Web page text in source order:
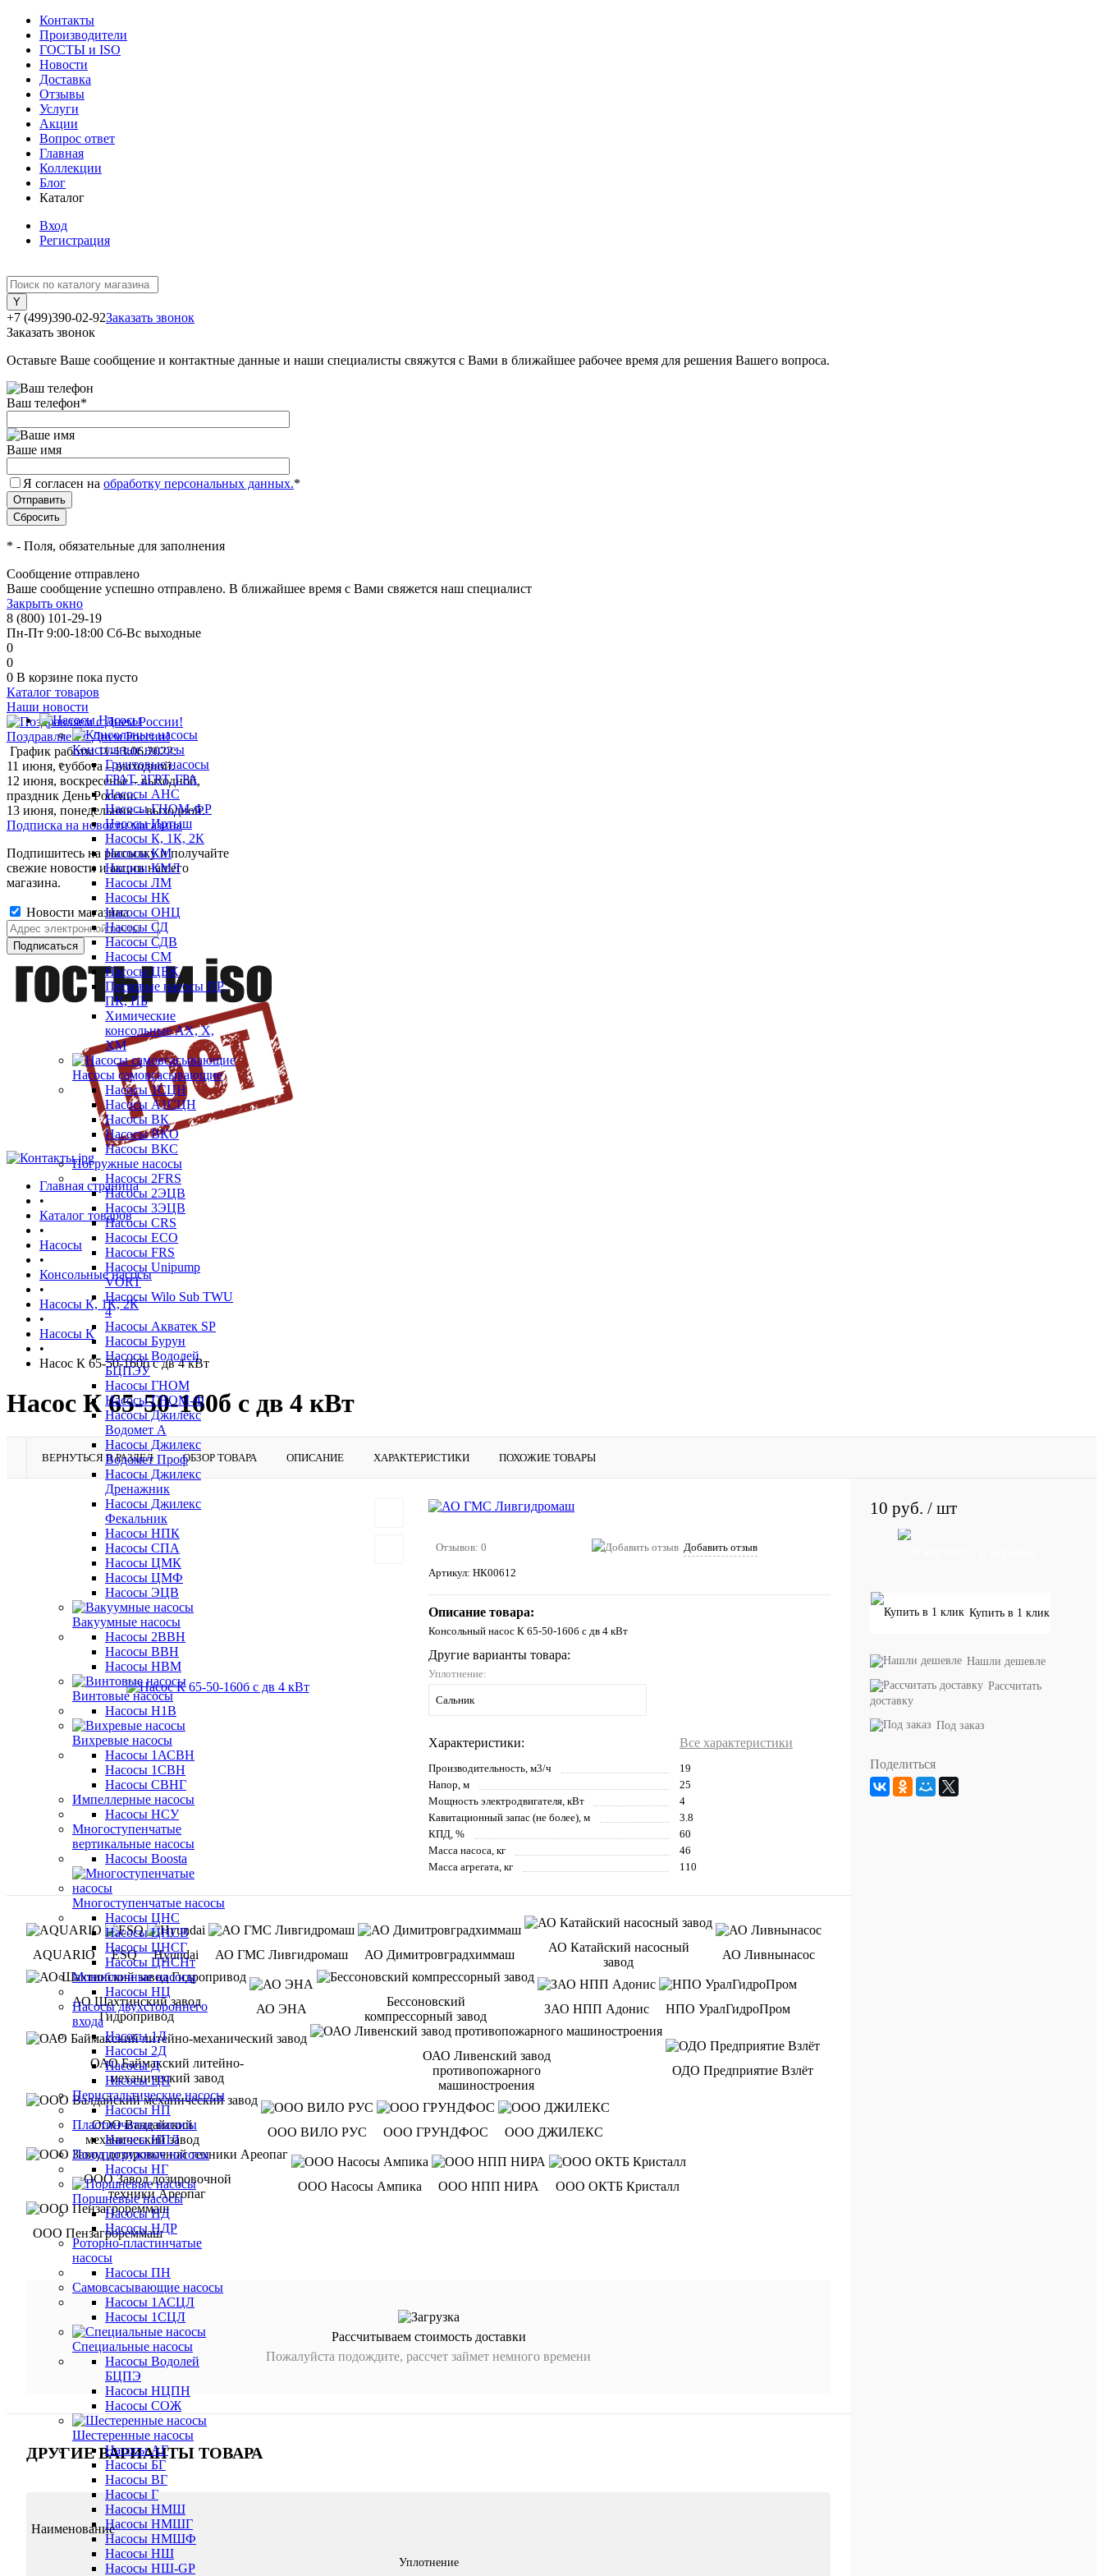
Контакты
Производители
ГОСТЫ и ISO
Новости
Доставка
Отзывы
Услуги
Акции
Вопрос ответ
Главная
Коллекции
Блог
Каталог
Вход
Регистрация
+7 (499)390-02-92Заказать звонок
Заказать звонок
Оставьте Ваше сообщение и контактные данные и наши специалисты свяжутся с Вами в ближайшее рабочее время для решения Вашего вопроса.
Ваш телефон*
Ваше имя
Я согласен на обработку персональных данных.*
* - Поля, обязательные для заполнения
Сообщение отправлено
Ваше сообщение успешно отправлено. В ближайшее время с Вами свяжется наш специалист
Закрыть окно
8 (800) 101-29-19
Пн-Пт 9:00-18:00 Сб-Вс выходные
0
0
0 В корзине пока пусто
Каталог товаров
Насосы
Консольные насосы
Грунтовые насосы
ГРАТ, 2ГРТ, ГРА
Насосы АНС
Насосы ГНОМ-ФР
Насосы Иртыш
Насосы К, 1К, 2К
Насосы КМ
Насосы КМЛ
Насосы ЛМ
Насосы НК
Насосы ОНЦ
Насосы СД
Насосы СДВ
Насосы СМ
Насосы ЦВК
Песковые насосы ПР,
ПК, ПБ
Химические
консольные АХ, Х,
ХМ
Насосы самовсасывающие
Насосы 1СЦН
Насосы А1СЦН
Насосы ВК
Насосы ВКО
Насосы ВКС
Погружные насосы
Насосы 2FRS
Насосы 2ЭЦВ
Насосы 3ЭЦВ
Насосы CRS
Насосы ECO
Насосы FRS
Насосы Unipump
VORT
Насосы Wilo Sub TWU
4
Насосы Акватек SP
Насосы Бурун
Насосы Водолей
БЦПЭУ
Насосы ГНОМ
Насосы ГНОМ-Ф
Насосы Джилекс
Водомет А
Насосы Джилекс
Водомет Проф
Насосы Джилекс
Дренажник
Насосы Джилекс
Фекальник
Насосы НПК
Насосы СПА
Насосы ЦМК
Насосы ЦМФ
Насосы ЭЦВ
Вакуумные насосы
Насосы 2ВВН
Насосы ВВН
Насосы НВМ
Винтовые насосы
Насосы Н1В
Вихревые насосы
Насосы 1АСВН
Насосы 1СВН
Насосы СВНГ
Импеллерные насосы
Насосы НСУ
Многоступенчатые
вертикальные насосы
Насосы Boosta
Многоступенчатые насосы
Насосы ЦНС
Насосы ЦНСВ
Насосы ЦНСГ
Насосы ЦНСНт
Моноблочные насосы
Насосы НЦ
Насосы двухстороннего
входа
Насосы 1Д
Насосы 2Д
Насосы Д
Насосы ЦН
Перистальтические насосы
Насосы НП
Пластинчатые насосы
Насосы НПЛ
Полупогружные насосы
Насосы НГ
Поршневые насосы
Насосы НД
Насосы НДР
Роторно-пластинчатые
насосы
Насосы ПН
Самовсасывающие насосы
Насосы 1АСЦЛ
Насосы 1СЦЛ
Специальные насосы
Насосы Водолей
БЦПЭ
Насосы НЦПН
Насосы СОЖ
Шестеренные насосы
Насосы АГ
Насосы БГ
Насосы ВГ
Насосы Г
Насосы НМШ
Насосы НМШГ
Насосы НМШФ
Насосы НШ
Насосы НШ-GP
Наши новости
Поздравляем с Днем России!
График работы 11-13.06.2022:
11 июня, суббота – выходной.
12 июня, воскресенье – выходной,
праздник День России.
13 июня, понедельник – выходной.
Подписка на новости магазина
Подпишитесь на рассылку и получайте
свежие новости и акции нашего
магазина.
Новости магазина
Главная страница
•
Каталог товаров
•
Насосы
•
Консольные насосы
•
Насосы К, 1К, 2К
•
Насосы К
•
Насос К 65-50-160б с дв 4 кВт
Насос К 65-50-160б с дв 4 кВт
ВЕРНУТЬСЯ В РАЗДЕЛ ОБЗОР ТОВАРА ОПИСАНИЕ ХАРАКТЕРИСТИКИ ПОХОЖИЕ ТОВАРЫ
Отзывов: 0 Добавить отзыв
Артикул: НК00612
Описание товара:
Консольный насос К 65-50-160б с дв 4 кВт
Другие варианты товара:
Уплотнение:
Сальник
Характеристики: Все характеристики
Производительность, м3/ч
19
Напор, м
25
Мощность электродвигателя, кВт
4
Кавитационный запас (не более), м
3.8
КПД, %
60
Масса насоса, кг
46
Масса агрегата, кг
110
AQUARIO ESQ Hyundai АО ГМС Ливгидромаш АО Димитровградхиммаш
АО Катайский насосный
завод
АО Ливнынасос
АО Шахтинский завод
Гидропривод
АО ЭНА
Бессоновский
компрессорный завод
ЗАО НПП Адонис НПО УралГидроПром
ОАО Баймакский литейно-
механический завод
ОАО Ливенский завод
противопожарного
машиностроения
ОДО Предприятие Взлёт
ООО Валдайский
механический завод
ООО ВИЛО РУС ООО ГРУНДФОС ООО ДЖИЛЕКС
ООО Завод дозировочной
техники Ареопаг
ООО Насосы Ампика ООО НПП НИРА ООО ОКТБ Кристалл
ООО Пензагрореммаш
Рассчитываем стоимость доставки
Пожалуйста подождите, рассчет займет немного времени
ДРУГИЕ ВАРИАНТЫ ТОВАРА
Наименование
Уплотнение
10 руб. / шт
Купить в 1 клик
Нашли дешевле
Рассчитать
доставку
Под заказ
Поделиться